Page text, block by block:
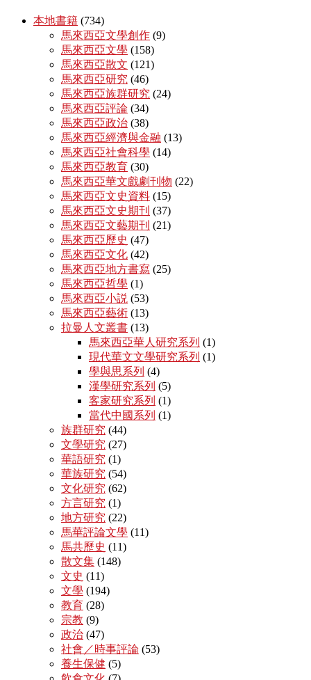
本地書籍 (734)
馬來西亞文學創作 (9)
馬來西亞文學 (158)
馬來西亞散文 (121)
馬來西亞研究 (46)
馬來西亞族群研究 (24)
馬來西亞評論 (34)
馬來西亞政治 (38)
馬來西亞經濟與金融 (13)
馬來西亞社會科學 (14)
馬來西亞教育 (30)
馬來西亞華文戲劇刊物 (22)
馬來西亞文史資料 (15)
馬來西亞文史期刊 (37)
馬來西亞文藝期刊 (21)
馬來西亞歷史 (47)
馬來西亞文化 (42)
馬來西亞地方書寫 (25)
馬來西亞哲學 (1)
馬來西亞小説 (53)
馬來西亞藝術 (13)
拉曼人文叢書 (13)
馬來西亞華人研究系列 (1)
現代華文文學研究系列 (1)
學與思系列 (4)
漢學研究系列 (5)
客家研究系列 (1)
當代中國系列 (1)
族群研究 (44)
文學研究 (27)
華語研究 (1)
華族研究 (54)
文化研究 (62)
方言研究 (1)
地方研究 (22)
馬華評論文學 (11)
馬共歷史 (11)
散文集 (148)
文史 (11)
文學 (194)
教育 (28)
宗教 (9)
政治 (47)
社會／時事評論 (53)
養生保健 (5)